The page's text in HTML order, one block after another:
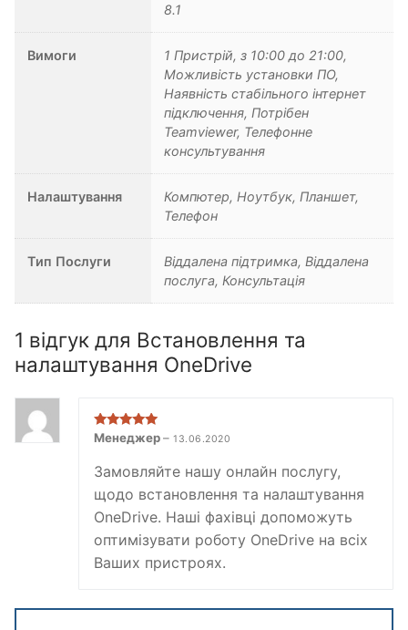
8.1
Вимоги
1 Пристрій, з 10:00 до 21:00,
Можливість установки ПО,
Наявність стабільного інтернет
підключення, Потрібен
Teamviewer, Телефонне
консультування
Налаштування
Компютер, Ноутбук, Планшет,
Телефон
Тип Послуги
Віддалена підтримка, Віддалена
послуга, Консультація
1 відгук для Встановлення та
налаштування OneDrive
Оцінено в5
Менеджер– 13.06.2020
Замовляйте нашу онлайн послугу,
щодо встановлення та налаштування
OneDrive. Наші фахівці допоможуть
оптимізувати роботу OneDrive на всіх
Ваших пристроях.